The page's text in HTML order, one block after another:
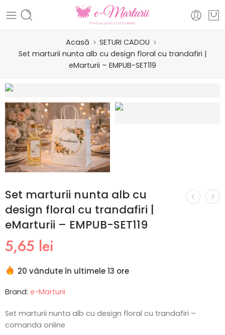
Acasă
SETURI CADOU
Set marturii nunta alb cu design floral cu trandafiri |
eMarturii – EMPUB-SET119
Set marturii nunta alb cu
design floral cu trandafiri |
eMarturii – EMPUB-SET119
5,65 lei
20 vândute în ultimele 13 ore
Brand: e-Marturii
Set marturii nunta alb cu design floral cu trandafiri –
comanda online